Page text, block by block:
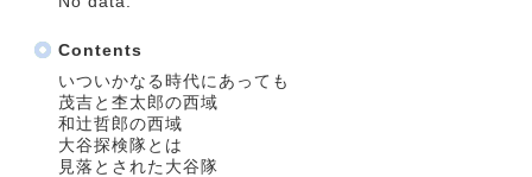
Contents
いついかなる時代にあっても
茂吉と杢太郎の西域
和辻哲郎の西域
大谷探検隊とは
見落とされた大谷隊